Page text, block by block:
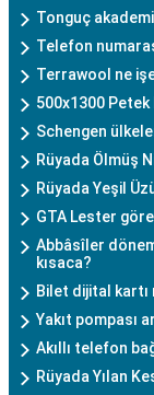
Tonguç
Telefon
Terrawool ne
500x1300 Petek
Schengen
Rüyada Ölmüş
Rüyada Yeşil
GTA Lester
Abbâsîler
kısaca?
Bilet dijital kartı
Yakıt pompası
Akıllı telefon
Rüyada Yılan